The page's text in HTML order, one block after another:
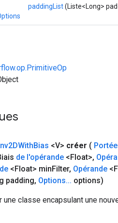
paddingList(Liste<Long>
Bias <V> créer (
de l'opérande <Float>,
<Float> minFilter, Opérande
padding, Options... options)
classe encapsulant une